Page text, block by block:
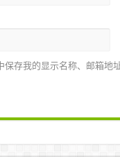
保存我的显示名称、邮箱地